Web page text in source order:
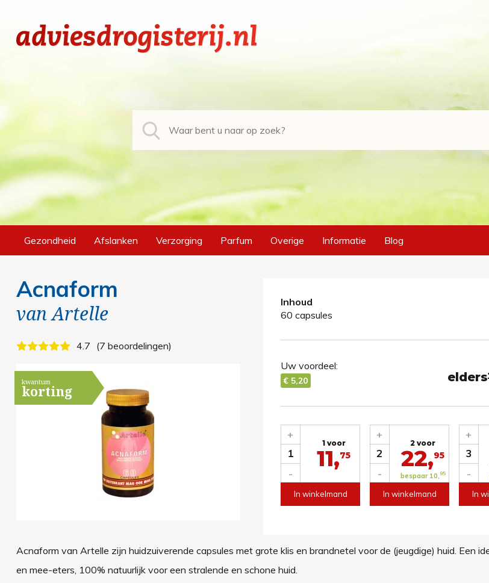
Gezondheid Afslanken Verzorging Parfum Overige Informatie Blog
Acnaform
vanArtelle
4.7 7 beoordelingen
kwantum
korting
Inhoud
60 capsules
elders
Uw voordeel:
€ 5,20
1
-
+
1 voor
11,75
In winkelmand
2
-
+
2 voor
22,95
bespaar 10, 95
In winkelmand
3
-
+
In
Acnaform van Artelle zijn huidzuiverende capsules met grote klis en brandnetel voor de (jeugdige) huid. Een
en mee-eters, 100% natuurlijk voor een stralende en schone huid.